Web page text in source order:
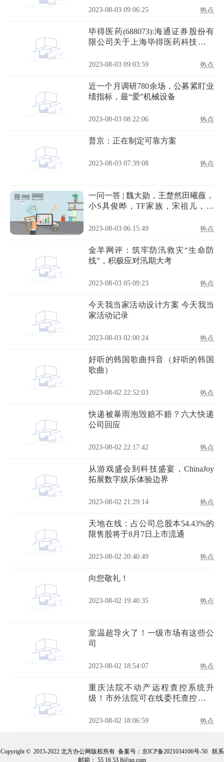
2023-08-03 09:06:25 热点
毕得医药(688073):海通证券股份有
限公司关于上海毕得医药科技股份
关事项的核查意见
2023-08-03 09:03:59 热点
近一个月调研780余场，公募紧盯业
绩指标，最“爱”机械设备
2023-08-03 08:22:06 热点
普京：正在制定可靠方案
2023-08-03 07:39:08 热点
一问一答 | 魏大勋，王楚然田曦薇，
小S具俊晔，TF家族，宋祖儿，喜
2023-08-03 06:15:49 热点
金羊网评：筑牢防汛救灾“生命防
线”，积极应对汛期大考
2023-08-03 05:09:23 热点
今天我当家活动设计方案 今天我当
家活动记录
2023-08-03 02:00:24 热点
好听的韩国歌曲抖音（好听的韩国
歌曲）
2023-08-02 22:52:03 热点
快递被暴雨泡毁赔不赔？六大快递
公司回应
2023-08-02 22:17:42 热点
从游戏盛会到科技盛宴，ChinaJoy
拓展数字娱乐体验边界
2023-08-02 21:29:14 热点
天地在线：占公司总股本54.43%的
限售股将于8月7日上市流通
2023-08-02 20:40:49 热点
向您敬礼！
2023-08-02 19:40:35 热点
室温超导火了！一级市场有这些公
司
2023-08-02 18:54:07 热点
重庆法院不动产远程查控系统升
级！市外法院可在线委托查控重庆
2023-08-02 18:06:59 热点
Copyright © 2015-2022 北方办公网版权所有 备案号： 京ICP备2021034106号-50联系
邮箱： 55 16 53 8@qq.com